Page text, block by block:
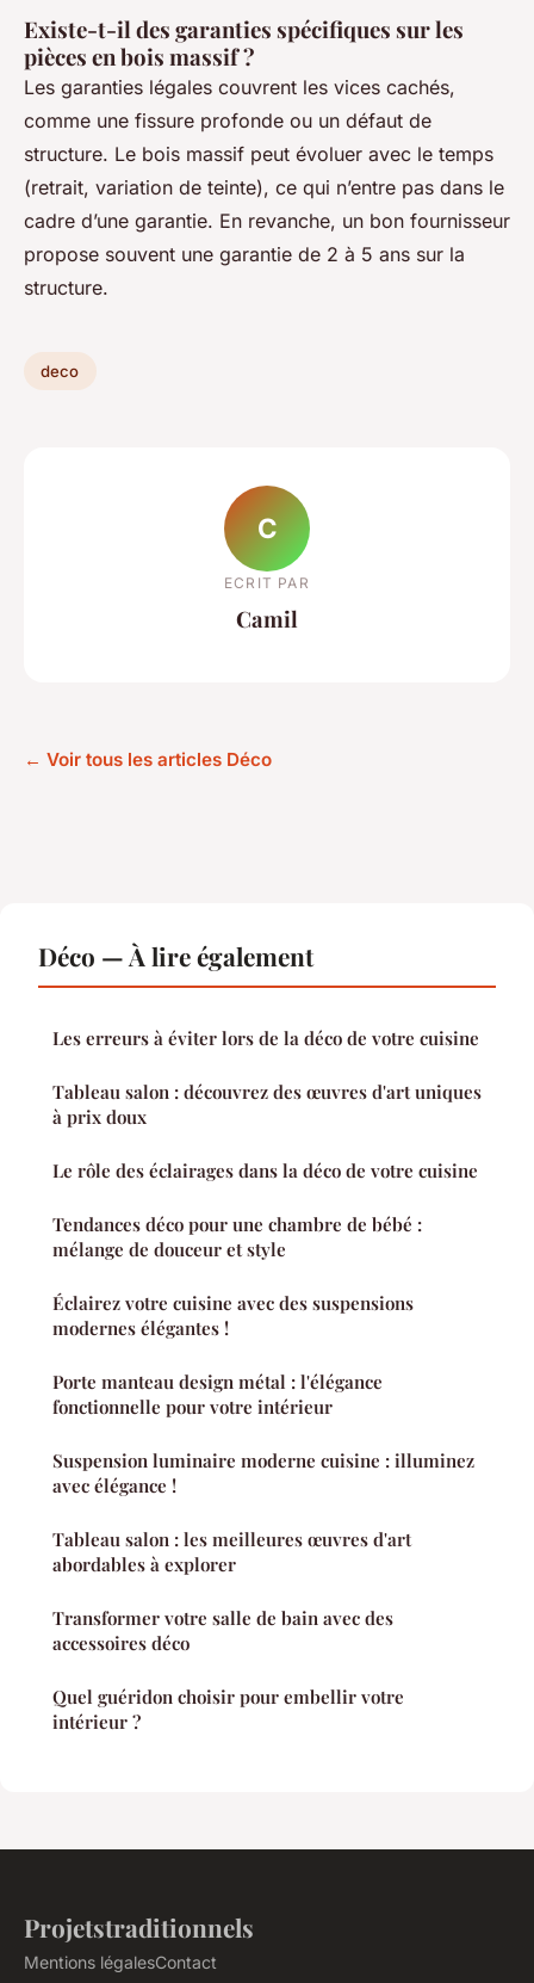
Existe-t-il des garanties spécifiques sur les
pièces en bois massif ?
Les garanties légales couvrent les vices cachés,
comme une fissure profonde ou un défaut de
structure. Le bois massif peut évoluer avec le temps
(retrait, variation de teinte), ce qui n’entre pas dans le
cadre d’une garantie. En revanche, un bon fournisseur
propose souvent une garantie de 2 à 5 ans sur la
structure.
deco
C
ECRIT PAR
Camil
← Voir tous les articles Déco
Déco — À lire également
Les erreurs à éviter lors de la déco de votre cuisine
Tableau salon : découvrez des œuvres d'art uniques
à prix doux
Le rôle des éclairages dans la déco de votre cuisine
Tendances déco pour une chambre de bébé :
mélange de douceur et style
Éclairez votre cuisine avec des suspensions
modernes élégantes !
Porte manteau design métal : l'élégance
fonctionnelle pour votre intérieur
Suspension luminaire moderne cuisine : illuminez
avec élégance !
Tableau salon : les meilleures œuvres d'art
abordables à explorer
Transformer votre salle de bain avec des
accessoires déco
Quel guéridon choisir pour embellir votre
intérieur ?
Projetstraditionnels
Mentions légalesContact